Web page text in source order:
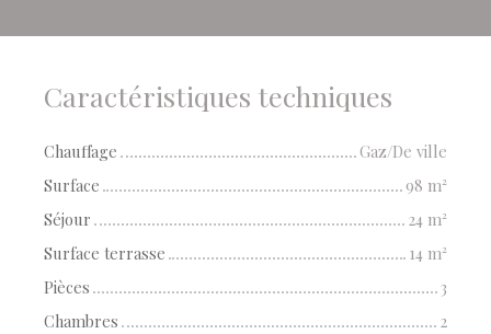
Caractéristiques techniques
Chauffage
Gaz/De ville
Surface
98 m²
Séjour
24 m²
Surface terrasse
14 m²
Pièces
3
Chambres
2